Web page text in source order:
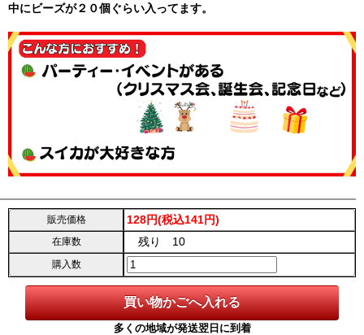
中にビーズが２０個ぐらい入ってます。
販売価格 128円(税込141円)
在庫数 残り 10
購入数
多くの地域が発送翌日に到着